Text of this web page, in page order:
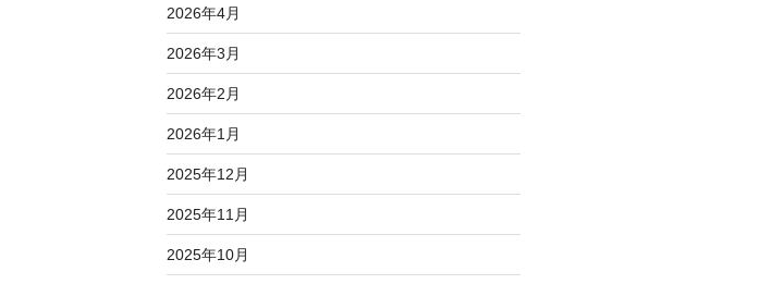
2026年4月
2026年3月
2026年2月
2026年1月
2025年12月
2025年11月
2025年10月